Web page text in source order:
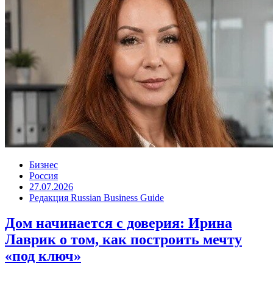
Бизнес
Россия
27.07.2026
Редакция Russian Business Guide
Дом начинается с доверия: Ирина
Лаврик о том, как построить мечту
«под ключ»